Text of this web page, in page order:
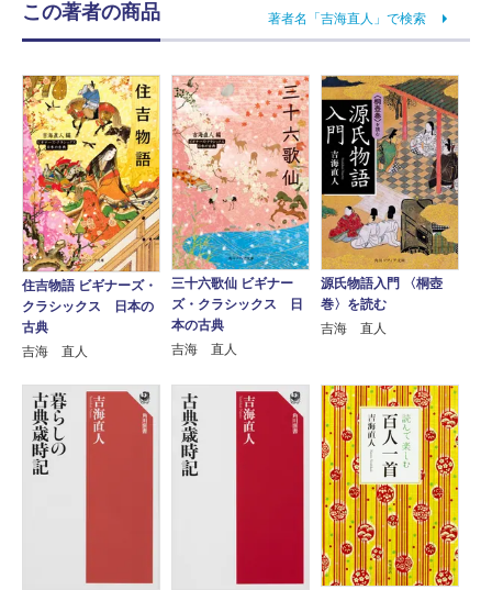
この著者の商品 著者名「吉海直人」で検索
住吉物語 ビギナーズ・
クラシックス 日本の
古典
吉海 直人
三十六歌仙 ビギナー
ズ・クラシックス 日
本の古典
吉海 直人
源氏物語入門 〈桐壺
巻〉を読む
吉海 直人